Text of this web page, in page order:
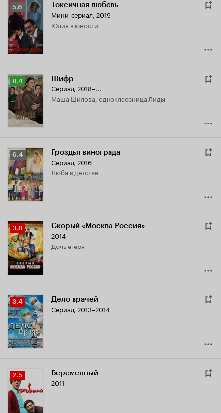
Рейтинг
Кинопоиска
5.6
5.6 Токсичная любовь
Мини-сериал, 2019
Юлия в юности
Рейтинг
Кинопоиска
8.4
8.4 Шифр
Сериал, 2018–...
Маша Шилова, одноклассница Лиды
Рейтинг
Кинопоиска
6.4
6.4 Гроздья винограда
Сериал, 2016
Люба в детстве
Рейтинг
Кинопоиска
3.8
3.8 Скорый «Москва-Россия»
2014
дочь егеря
Рейтинг
Кинопоиска
3.4
3.4 Дело врачей
Сериал, 2013–2014
Рейтинг
Кинопоиска
2.5
2.5 Беременный
2011